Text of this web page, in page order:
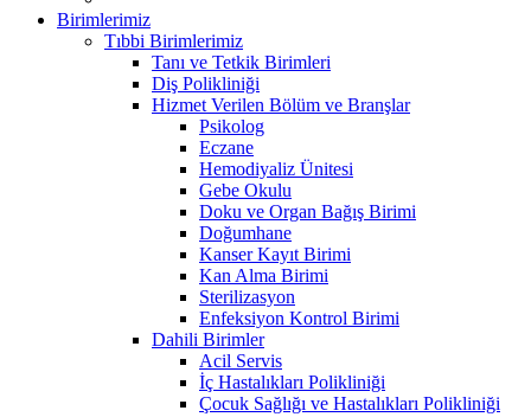
Birimlerimiz
Tıbbi Birimlerimiz
Tanı ve Tetkik Birimleri
Diş Polikliniği
Hizmet Verilen Bölüm ve Branşlar
Psikolog
Eczane
Hemodiyaliz Ünitesi
Gebe Okulu
Doku ve Organ Bağış Birimi
Doğumhane
Kanser Kayıt Birimi
Kan Alma Birimi
Sterilizasyon
Enfeksiyon Kontrol Birimi
Dahili Birimler
Acil Servis
İç Hastalıkları Polikliniği
Çocuk Sağlığı ve Hastalıkları Polikliniği